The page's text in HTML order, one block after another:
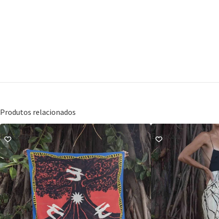
Produtos relacionados
Esgotado Esgotado